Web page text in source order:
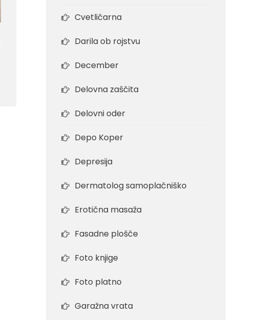
Cvetličarna
Darila ob rojstvu
December
Delovna zaščita
Delovni oder
Depo Koper
Depresija
Dermatolog samoplačniško
Erotična masaža
Fasadne plošče
Foto knjige
Foto platno
Garažna vrata